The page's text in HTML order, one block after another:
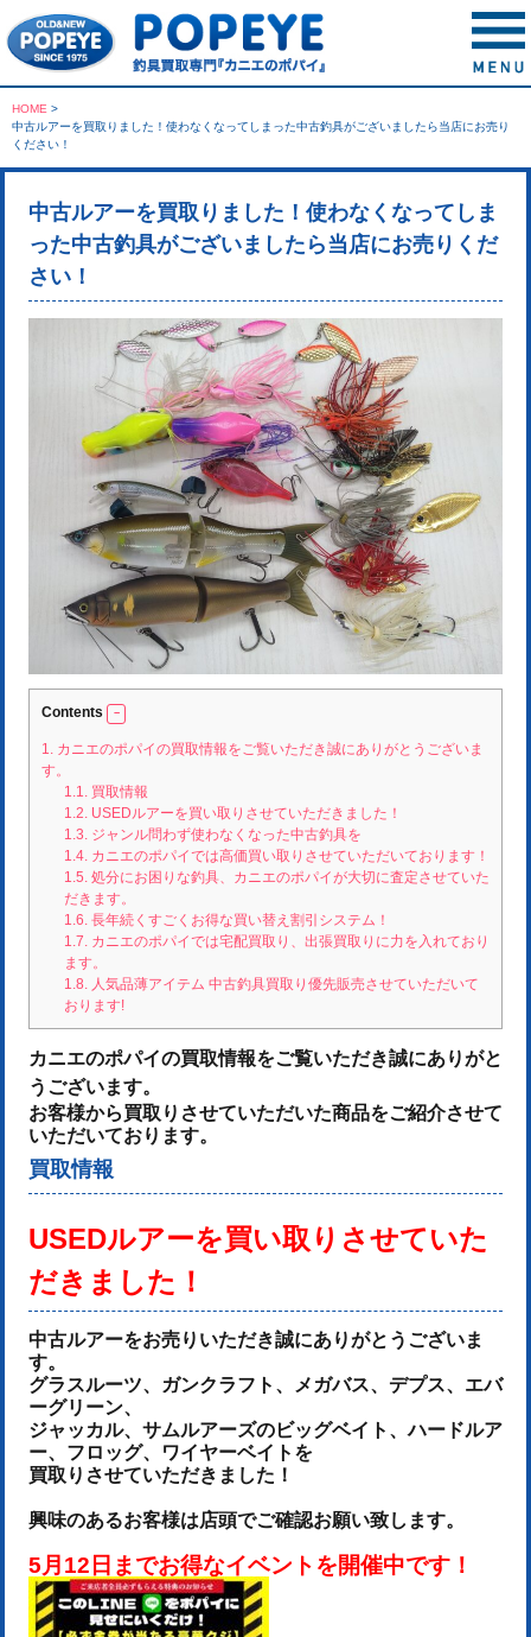
HOME >
中古ルアーを買取りました！使わなくなってしまった中古釣具がございましたら当店にお売り
ください！
中古ルアーを買取りました！使わなくなってしま
った中古釣具がございましたら当店にお売りくだ
さい！
Contents
1. カニエのポパイの買取情報をご覧いただき誠にありがとうございま
す。
1.1.買取情報
1.2.USEDルアーを買い取りさせていただきました！
1.3.ジャンル問わず使わなくなった中古釣具を
1.4.カニエのポパイでは高価買い取りさせていただいております！
1.5.処分にお困りな釣具、カニエのポパイが大切に査定させていた
だきます。
1.6.長年続くすごくお得な買い替え割引システム！
1.7.カニエのポパイでは宅配買取り、出張買取りに力を入れており
ます。
1.8.人気品薄アイテム 中古釣具買取り優先販売させていただいて
おります!
カニエのポパイの買取情報をご覧いただき誠にありがと
うございます。
お客様から買取りさせていただいた商品をご紹介させて
いただいております。
買取情報
USEDルアーを買い取りさせていた
だきました！
中古ルアーをお売りいただき誠にありがとうございま
す。
グラスルーツ、ガンクラフト、メガバス、デプス、エバ
ーグリーン、
ジャッカル、サムルアーズのビッグベイト、ハードルア
ー、フロッグ、ワイヤーベイトを
買取りさせていただきました！
興味のあるお客様は店頭でご確認お願い致します。
5月12日までお得なイベントを開催中です！